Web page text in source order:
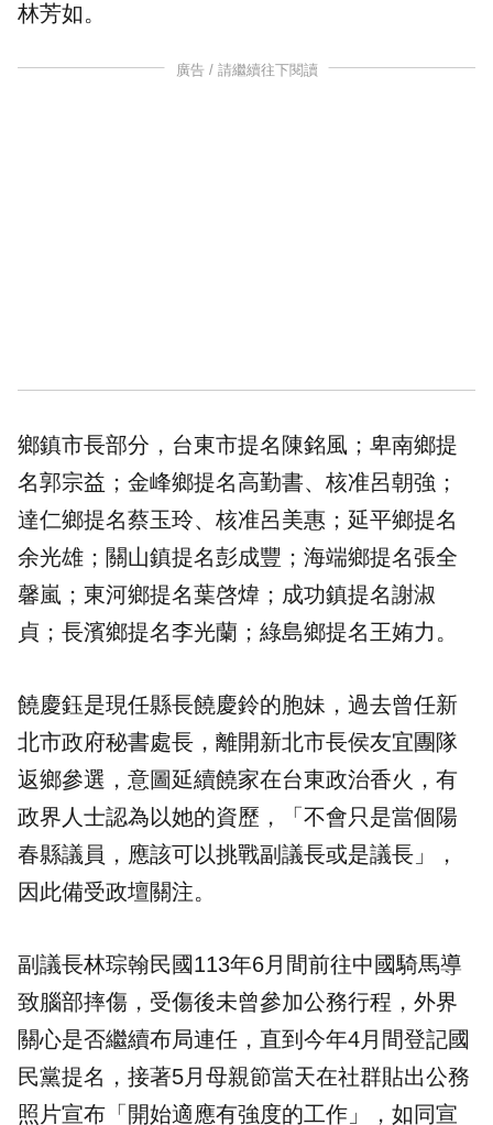
林芳如。
廣告 / 請繼續往下閱讀
鄉鎮市長部分，台東市提名陳銘風；卑南鄉提
名郭宗益；金峰鄉提名高勤書、核准呂朝強；
達仁鄉提名蔡玉玲、核准呂美惠；延平鄉提名
余光雄；關山鎮提名彭成豐；海端鄉提名張全
馨嵐；東河鄉提名葉啓煒；成功鎮提名謝淑
貞；長濱鄉提名李光蘭；綠島鄉提名王姷力。
饒慶鈺是現任縣長饒慶鈴的胞妹，過去曾任新
北市政府秘書處長，離開新北市長侯友宜團隊
返鄉參選，意圖延續饒家在台東政治香火，有
政界人士認為以她的資歷，「不會只是當個陽
春縣議員，應該可以挑戰副議長或是議長」，
因此備受政壇關注。
副議長林琮翰民國113年6月間前往中國騎馬導
致腦部摔傷，受傷後未曾參加公務行程，外界
關心是否繼續布局連任，直到今年4月間登記國
民黨提名，接著5月母親節當天在社群貼出公務
照片宣布「開始適應有強度的工作」，如同宣